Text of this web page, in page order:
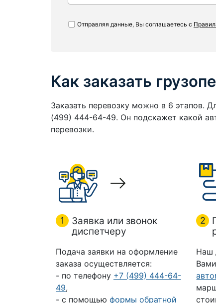
Отправляя данные, Вы соглашаетесь с
Как заказать
Заказать перевозку можно в 6 этапов.
(499) 444-64-49. Он подскажет какой
перевозки.
1
Заявка или звонок
диспетчеру
Подача заявки на оформление
заказа осуществляется:
- по телефону +7 (499) 444-64-
49,
- с помощью формы обратной
2
Наш